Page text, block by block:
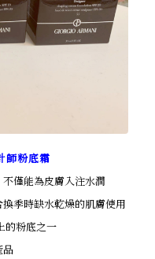
粉底霜
僅能為皮膚入注水潤
季時缺水乾燥的肌膚使用
的粉底之一
品